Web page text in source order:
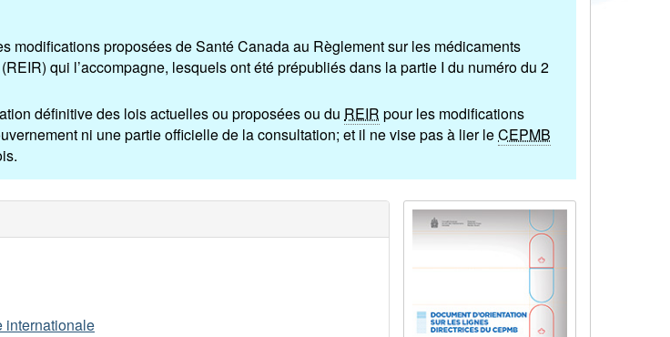
modifications proposées de Santé Canada au Règlement sur les médicaments
qui l’accompagne, lesquels ont été prépubliés dans la partie I du numéro du 2
définitive des lois actuelles ou proposées ou du REIR pour les modifications
ni une partie officielle de la consultation; et il ne vise pas à lier leCEPMB
internationale